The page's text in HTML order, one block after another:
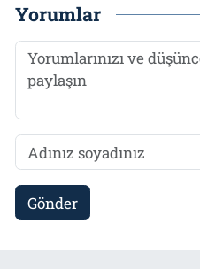
Yorumlar
Gönder